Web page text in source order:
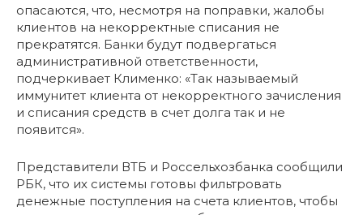
опасаются, что, несмотря на поправки, жалобы
клиентов на некорректные списания не
прекратятся. Банки будут подвергаться
административной ответственности,
подчеркивает Клименко: «Так называемый
иммунитет клиента от некорректного зачисления
и списания средств в счет долга так и не
появится».
Представители ВТБ и Россельхозбанка сообщили
РБК, что их системы готовы фильтровать
денежные поступления на счета клиентов, чтобы